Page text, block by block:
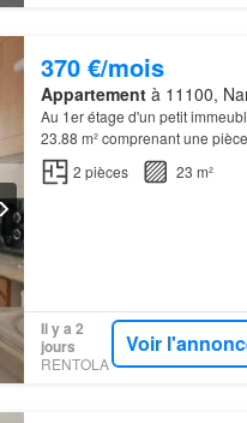
370 €/mois
Appartementà 11100,
Au 1er étage d'un petit
23.88 m² comprenant une
2 pièces 23 m²
Il y a 2
jours
RENTOLA
Voir